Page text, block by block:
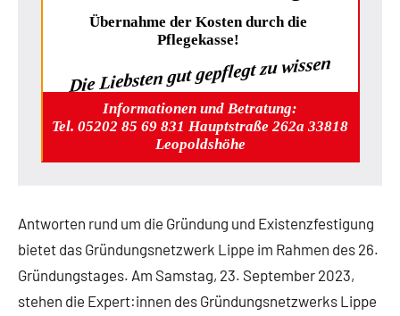
Übernahme der Kosten durch die
Pflegekasse!
Die Liebsten gut gepflegt zu wissen
Informationen und Betratung:
Tel. 05202 85 69 831 Hauptstraße 262a 33818
Leopoldshöhe
Antworten rund um die Gründung und Existenzfestigung
bietet das Gründungsnetzwerk Lippe im Rahmen des 26.
Gründungstages. Am Samstag, 23. September 2023,
stehen die Expert:innen des Gründungsnetzwerks Lippe